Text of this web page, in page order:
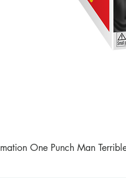
One Punch Man